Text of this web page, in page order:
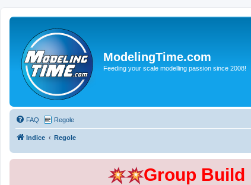
ModelingTime.com
Feeding your scale modelling passion since 2008!
FAQ Regole
Indice Regole
Group Build